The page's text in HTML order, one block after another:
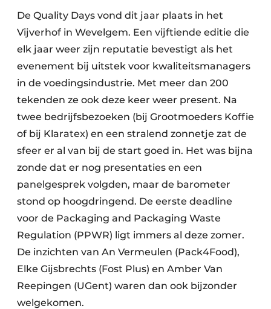
De Quality Days vond dit jaar plaats in het
Vijverhof in Wevelgem. Een vijftiende editie die
elk jaar weer zijn reputatie bevestigt als het
evenement bij uitstek voor kwaliteitsmanagers
in de voedingsindustrie. Met meer dan 200
tekenden ze ook deze keer weer present. Na
twee bedrijfsbezoeken (bij Grootmoeders Koffie
of bij Klaratex) en een stralend zonnetje zat de
sfeer er al van bij de start goed in. Het was bijna
zonde dat er nog presentaties en een
panelgesprek volgden, maar de barometer
stond op hoog­dringend. De eerste deadline
voor de Packaging and Packaging Waste
Regulation (PPWR) ligt immers al deze zomer.
De inzichten van An Vermeulen (Pack4Food),
Elke Gijsbrechts (Fost Plus) en Amber Van
Reepingen (UGent) waren dan ook bijzonder
welgekomen.